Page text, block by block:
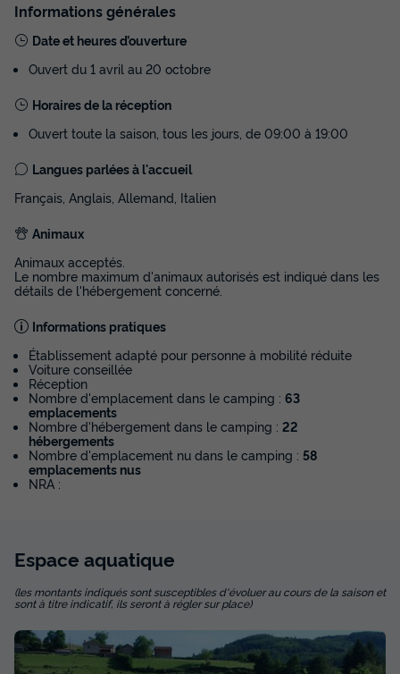
Informations générales
Date et heures d’ouverture
Ouvert du 1 avril au 20 octobre
Horaires de la réception
Ouvert toute la saison, tous les jours, de 09:00 à 19:00
Langues parlées à l'accueil
Français, Anglais, Allemand, Italien
Animaux
Animaux acceptés.
Le nombre maximum d'animaux autorisés est indiqué dans les
détails de l'hébergement concerné.
Informations pratiques
Établissement adapté pour personne à mobilité réduite
Voiture conseillée
Réception
Nombre d'emplacement dans le camping : 63
emplacements
Nombre d'hébergement dans le camping : 22
hébergements
Nombre d'emplacement nu dans le camping : 58
emplacements nus
NRA :
Espace aquatique
(les montants indiqués sont susceptibles d'évoluer au cours de la saison et
sont à titre indicatif, ils seront à régler sur place)